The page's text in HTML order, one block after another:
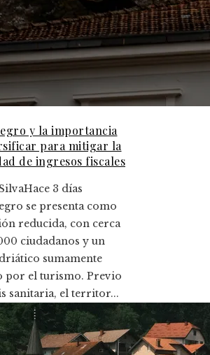
y la importancia
para mitigar la
de ingresos fiscales
Hace 3 días
se presenta como
reducida, con cerca
ciudadanos y un
sumamente
por el turismo. Previo
sanitaria, el territor...